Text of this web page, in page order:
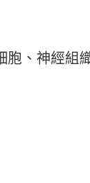
胞、神經組